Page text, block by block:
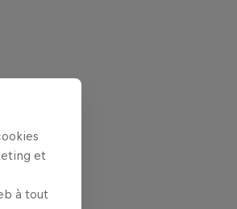
et
à tout